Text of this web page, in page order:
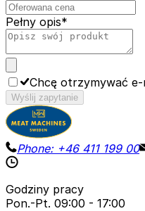
Pełny opis*
Chcę otrzymywać
Wyślij zapytanie
Phone: +46 411 199 00
Godziny pracy
Pon.-Pt. 09:00 - 17:00